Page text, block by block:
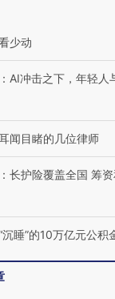
独占
少动
： AI冲击之下，年轻人
闻目睹的几位律师
： 长护险覆盖全国 筹
沉睡”的10万亿元公积